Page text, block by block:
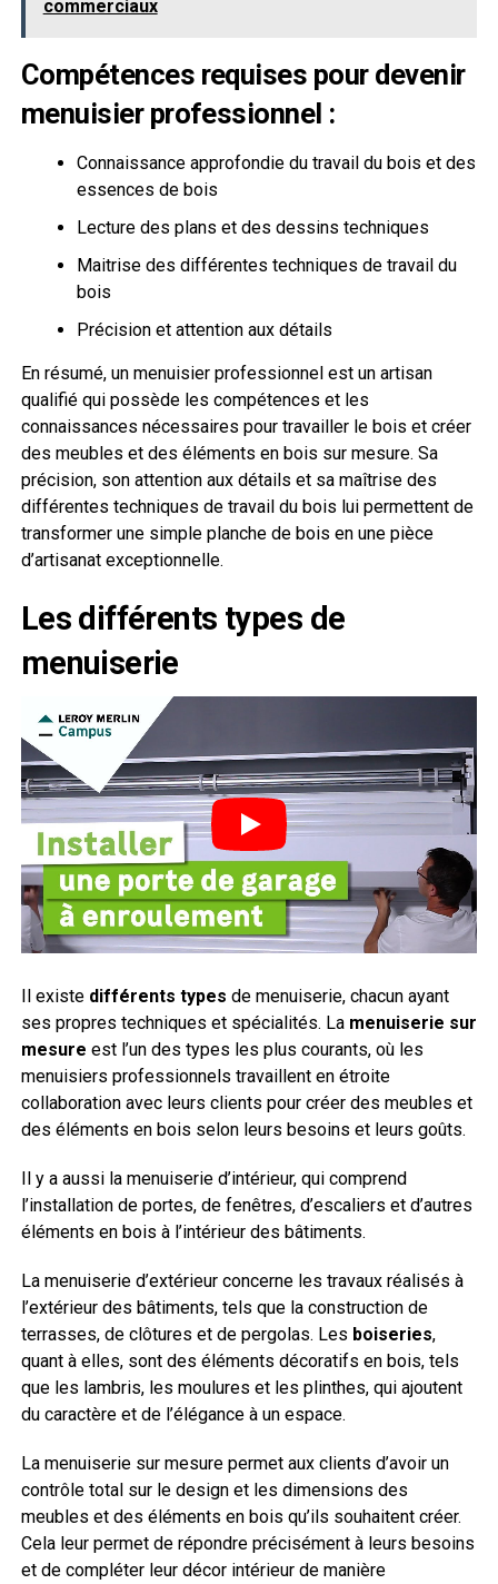
commerciaux
Compétences requises pour devenir
menuisier professionnel :
Connaissance approfondie du travail du bois et des
essences de bois
Lecture des plans et des dessins techniques
Maitrise des différentes techniques de travail du
bois
Précision et attention aux détails
En résumé, un menuisier professionnel est un artisan
qualifié qui possède les compétences et les
connaissances nécessaires pour travailler le bois et créer
des meubles et des éléments en bois sur mesure. Sa
précision, son attention aux détails et sa maîtrise des
différentes techniques de travail du bois lui permettent de
transformer une simple planche de bois en une pièce
d’artisanat exceptionnelle.
Les différents types de
menuiserie
Il existe différents types de menuiserie, chacun ayant
ses propres techniques et spécialités. La menuiserie sur
mesure est l’un des types les plus courants, où les
menuisiers professionnels travaillent en étroite
collaboration avec leurs clients pour créer des meubles et
des éléments en bois selon leurs besoins et leurs goûts.
Il y a aussi la menuiserie d’intérieur, qui comprend
l’installation de portes, de fenêtres, d’escaliers et d’autres
éléments en bois à l’intérieur des bâtiments.
La menuiserie d’extérieur concerne les travaux réalisés à
l’extérieur des bâtiments, tels que la construction de
terrasses, de clôtures et de pergolas. Les boiseries,
quant à elles, sont des éléments décoratifs en bois, tels
que les lambris, les moulures et les plinthes, qui ajoutent
du caractère et de l’élégance à un espace.
La menuiserie sur mesure permet aux clients d’avoir un
contrôle total sur le design et les dimensions des
meubles et des éléments en bois qu’ils souhaitent créer.
Cela leur permet de répondre précisément à leurs besoins
et de compléter leur décor intérieur de manière